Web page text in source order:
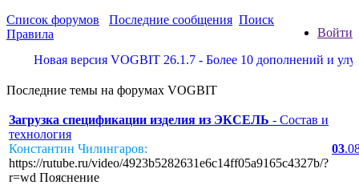
Войти
Список форумов Последние сообщения Поиск
Правила
Новая версия VOGBIT 26.1.7 - Более 10 дополнений и
Последние темы на форумах VOGBIT
Загрузка спецификации изделия из ЭКСЕЛЬ - Состав и
технология
Константин Чилингаров:
https://rutube.ru/video/4923b5282631e6c14ff05a9165c4327b/?
r=wd Пояснение
03